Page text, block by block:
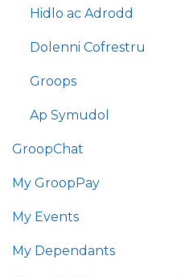
Hidlo ac Adrodd
Dolenni Cofrestru
Groops
Ap Symudol
GroopChat
My GroopPay
My Events
My Dependants